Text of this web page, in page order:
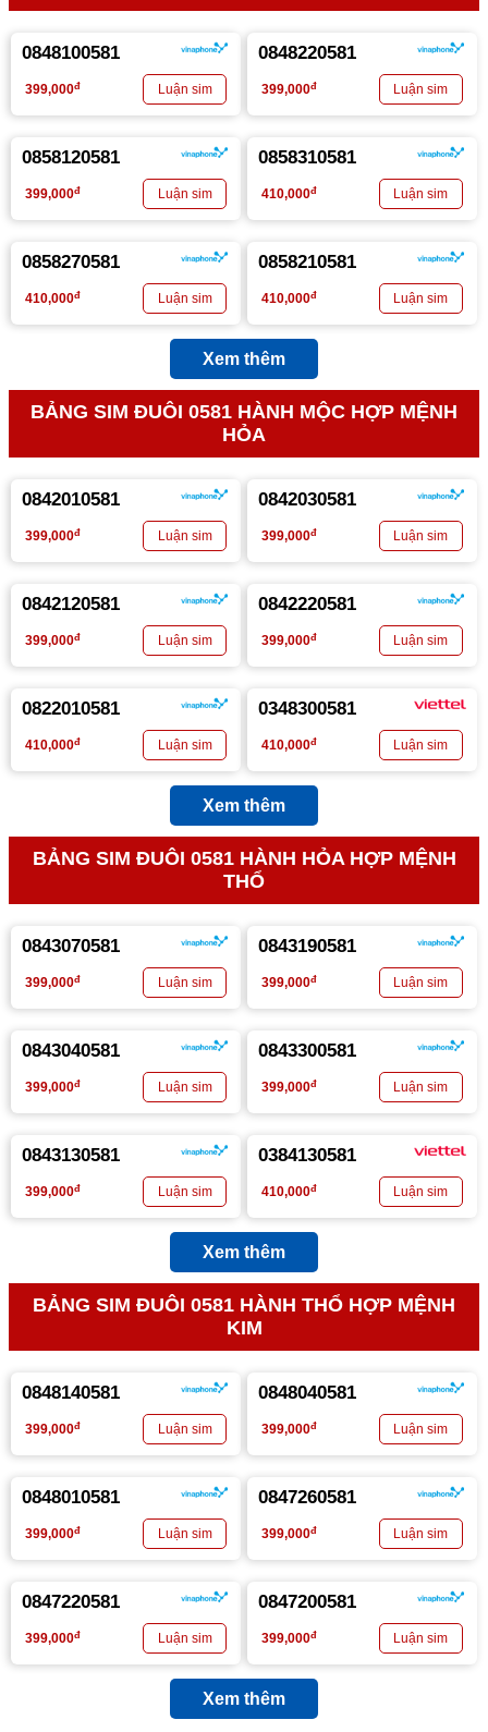
0848100581
399,000đ
0848220581
399,000đ
0858120581
399,000đ
0858310581
410,000đ
0858270581
410,000đ
0858210581
410,000đ
Xem thêm
BẢNG SIM ĐUÔI 0581 HÀNH MỘC HỢP MỆNH
HỎA
0842010581
399,000đ
0842030581
399,000đ
0842120581
399,000đ
0842220581
399,000đ
0822010581
410,000đ
0348300581
410,000đ
Xem thêm
BẢNG SIM ĐUÔI 0581 HÀNH HỎA HỢP MỆNH
THỔ
0843070581
399,000đ
0843190581
399,000đ
0843040581
399,000đ
0843300581
399,000đ
0843130581
399,000đ
0384130581
410,000đ
Xem thêm
BẢNG SIM ĐUÔI 0581 HÀNH THỔ HỢP MỆNH
KIM
0848140581
399,000đ
0848040581
399,000đ
0848010581
399,000đ
0847260581
399,000đ
0847220581
399,000đ
0847200581
399,000đ
Xem thêm